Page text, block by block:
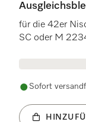
für die 42er
SC oder M
Sofort